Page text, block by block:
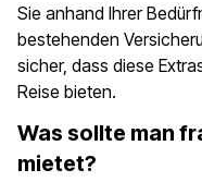
Sie anhand Ihrer
bestehenden
sicher, dass diese
Reise bieten.
Was sollte man
mietet?